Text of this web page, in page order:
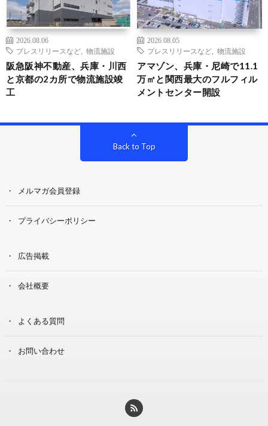
2026.08.06
プレスリリースなど
物流施設
阪急阪神不動産、兵庫・川西
と京都の2カ所で物流施設竣
工
2026.08.05
プレスリリースなど
物流施設
アマゾン、兵庫・尼崎で11.1
万㎡と関西最大のフルフィル
メントセンター開設
Back to Top
メルマガ会員登録
プライバシーポリシー
広告掲載
会社概要
よくある質問
お問い合わせ